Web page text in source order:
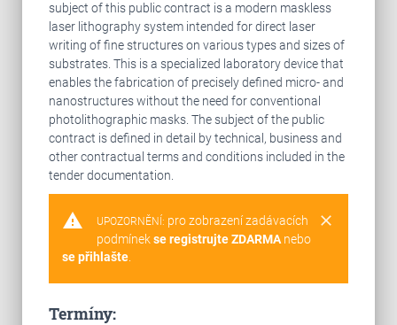
subject of this public contract is a modern maskless
laser lithography system intended for direct laser
writing of fine structures on various types and sizes of
substrates. This is a specialized laboratory device that
enables the fabrication of precisely defined micro- and
nanostructures without the need for conventional
photolithographic masks. The subject of the public
contract is defined in detail by technical, business and
other contractual terms and conditions included in the
tender documentation.
warning clear
UPOZORNĚNÍ: pro zobrazení zadávacích
podmínekse registrujte ZDARMAnebo
se přihlašte.
Termíny: